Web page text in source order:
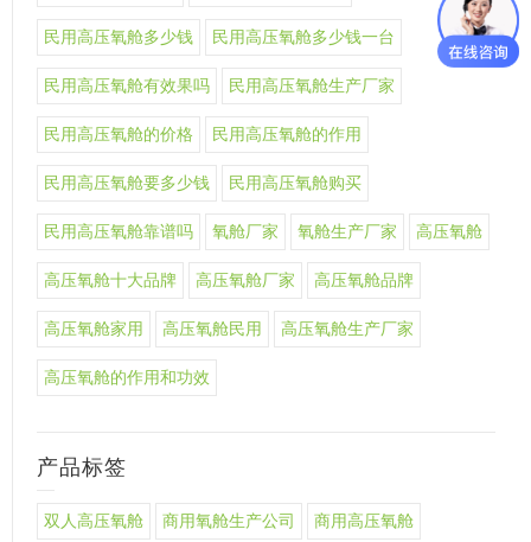
民用高压氧舱多少钱 民用高压氧舱多少钱一台
民用高压氧舱有效果吗 民用高压氧舱生产厂家
民用高压氧舱的价格 民用高压氧舱的作用
民用高压氧舱要多少钱 民用高压氧舱购买
民用高压氧舱靠谱吗 氧舱厂家 氧舱生产厂家 高压氧舱
高压氧舱十大品牌 高压氧舱厂家 高压氧舱品牌
高压氧舱家用 高压氧舱民用 高压氧舱生产厂家
高压氧舱的作用和功效
产品标签
双人高压氧舱 商用氧舱生产公司 商用高压氧舱